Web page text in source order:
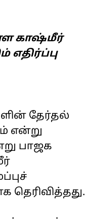
காஷ்மீர்
எதிர்ப்பு
தேர்தல்
என்று
பாஜக
தெரிவித்தது.